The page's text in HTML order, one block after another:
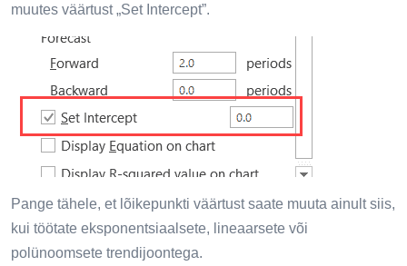
muutes väärtust „Set Intercept”.
Pange tähele, et lõikepunkti väärtust saate muuta ainult siis,
kui töötate eksponentsiaalsete, lineaarsete või
polünoomsete trendijoontega.